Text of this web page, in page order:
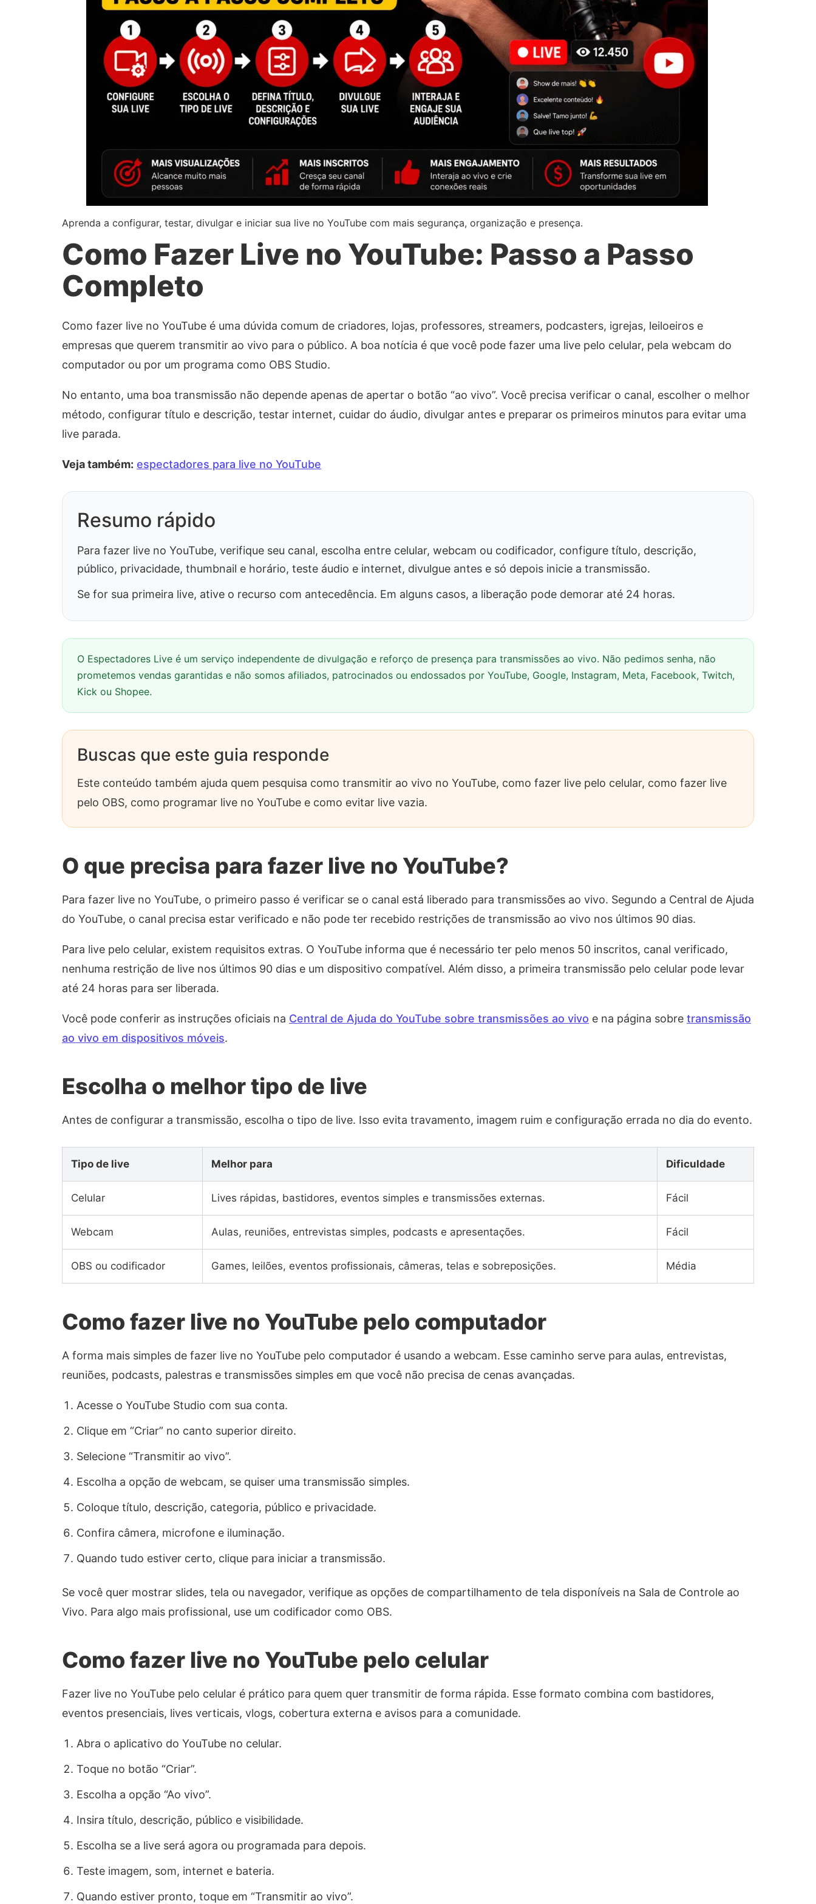
Aprenda a configurar, testar, divulgar e iniciar sua live no YouTube com mais segurança, organização e presença.
Como Fazer Live no YouTube: Passo a Passo
Completo
Como fazer live no YouTube é uma dúvida comum de criadores, lojas, professores, streamers, podcasters, igrejas, leiloeiros e
empresas que querem transmitir ao vivo para o público. A boa notícia é que você pode fazer uma live pelo celular, pela webcam do
computador ou por um programa como OBS Studio.
No entanto, uma boa transmissão não depende apenas de apertar o botão “ao vivo”. Você precisa verificar o canal, escolher o melhor
método, configurar título e descrição, testar internet, cuidar do áudio, divulgar antes e preparar os primeiros minutos para evitar uma
live parada.
Veja também: espectadores para live no YouTube
Resumo rápido
Para fazer live no YouTube, verifique seu canal, escolha entre celular, webcam ou codificador, configure título, descrição,
público, privacidade, thumbnail e horário, teste áudio e internet, divulgue antes e só depois inicie a transmissão.
Se for sua primeira live, ative o recurso com antecedência. Em alguns casos, a liberação pode demorar até 24 horas.
O Espectadores Live é um serviço independente de divulgação e reforço de presença para transmissões ao vivo. Não pedimos senha, não
prometemos vendas garantidas e não somos afiliados, patrocinados ou endossados por YouTube, Google, Instagram, Meta, Facebook, Twitch,
Kick ou Shopee.
Buscas que este guia responde
Este conteúdo também ajuda quem pesquisa como transmitir ao vivo no YouTube, como fazer live pelo celular, como fazer live
pelo OBS, como programar live no YouTube e como evitar live vazia.
O que precisa para fazer live no YouTube?
Para fazer live no YouTube, o primeiro passo é verificar se o canal está liberado para transmissões ao vivo. Segundo a Central de Ajuda
do YouTube, o canal precisa estar verificado e não pode ter recebido restrições de transmissão ao vivo nos últimos 90 dias.
Para live pelo celular, existem requisitos extras. O YouTube informa que é necessário ter pelo menos 50 inscritos, canal verificado,
nenhuma restrição de live nos últimos 90 dias e um dispositivo compatível. Além disso, a primeira transmissão pelo celular pode levar
até 24 horas para ser liberada.
Você pode conferir as instruções oficiais na Central de Ajuda do YouTube sobre transmissões ao vivo e na página sobre transmissão
ao vivo em dispositivos móveis.
Escolha o melhor tipo de live
Antes de configurar a transmissão, escolha o tipo de live. Isso evita travamento, imagem ruim e configuração errada no dia do evento.
Tipo de live Melhor para Dificuldade
Celular Lives rápidas, bastidores, eventos simples e transmissões externas. Fácil
Webcam Aulas, reuniões, entrevistas simples, podcasts e apresentações. Fácil
OBS ou codificador Games, leilões, eventos profissionais, câmeras, telas e sobreposições. Média
Como fazer live no YouTube pelo computador
A forma mais simples de fazer live no YouTube pelo computador é usando a webcam. Esse caminho serve para aulas, entrevistas,
reuniões, podcasts, palestras e transmissões simples em que você não precisa de cenas avançadas.
Acesse o YouTube Studio com sua conta.
Clique em “Criar” no canto superior direito.
Selecione “Transmitir ao vivo”.
Escolha a opção de webcam, se quiser uma transmissão simples.
Coloque título, descrição, categoria, público e privacidade.
Confira câmera, microfone e iluminação.
Quando tudo estiver certo, clique para iniciar a transmissão.
Se você quer mostrar slides, tela ou navegador, verifique as opções de compartilhamento de tela disponíveis na Sala de Controle ao
Vivo. Para algo mais profissional, use um codificador como OBS.
Como fazer live no YouTube pelo celular
Fazer live no YouTube pelo celular é prático para quem quer transmitir de forma rápida. Esse formato combina com bastidores,
eventos presenciais, lives verticais, vlogs, cobertura externa e avisos para a comunidade.
Abra o aplicativo do YouTube no celular.
Toque no botão “Criar”.
Escolha a opção “Ao vivo”.
Insira título, descrição, público e visibilidade.
Escolha se a live será agora ou programada para depois.
Teste imagem, som, internet e bateria.
Quando estiver pronto, toque em “Transmitir ao vivo”.